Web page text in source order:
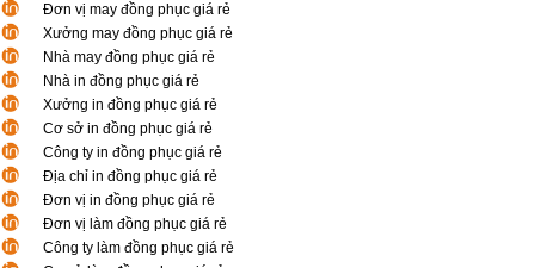
Đơn vị may đồng phục giá rẻ
Xưởng may đồng phục giá rẻ
Nhà may đồng phục giá rẻ
Nhà in đồng phục giá rẻ
Xưởng in đồng phục giá rẻ
Cơ sở in đồng phục giá rẻ
Công ty in đồng phục giá rẻ
Địa chỉ in đồng phục giá rẻ
Đơn vị in đồng phục giá rẻ
Đơn vị làm đồng phục giá rẻ
Công ty làm đồng phục giá rẻ